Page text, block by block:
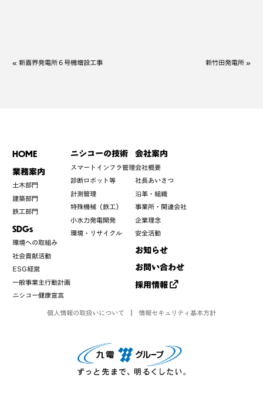
« 新喜界発電所６号機増設工事 新竹田発電所 »
HOME
業務案内
土木部門
建築部門
鉄工部門
SDGs
環境への取組み
社会貢献活動
ESG経営
一般事業主行動計画
ニシコー健康宣言
ニシコーの技術
スマートインフラ管理
診断ロボット等
計測管理
特殊機械（鉄工）
小水力発電開発
環境・リサイクル
会社案内
会社概要
社長あいさつ
沿革・組織
事業所・関連会社
企業理念
安全活動
お知らせ
お問い合わせ
採用情報
個人情報の取扱いについて 情報セキュリティ基本方針